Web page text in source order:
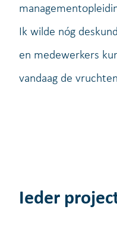
Ik wilde nóg
en medewerkers
vandaag de
Ieder